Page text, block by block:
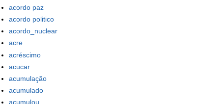
acordo paz
acordo politico
acordo_nuclear
acre
acréscimo
acucar
acumulação
acumulado
acumulou